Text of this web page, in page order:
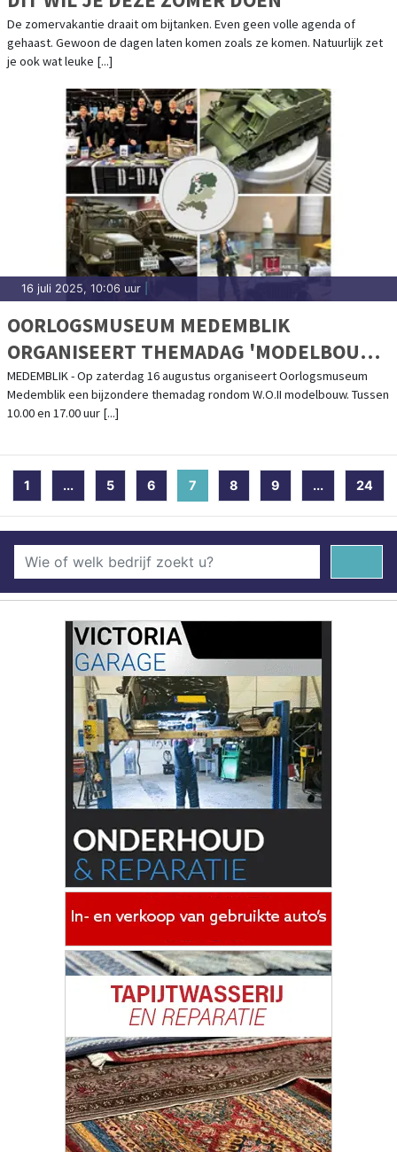
De zomervakantie draait om bijtanken. Even geen volle agenda of
gehaast. Gewoon de dagen laten komen zoals ze komen. Natuurlijk zet
je ook wat leuke [...]
16 juli 2025, 10:06 uur
OORLOGSMUSEUM MEDEMBLIK
ORGANISEERT THEMADAG 'MODELBOUW'
- 16 AUGUSTUS 2025
MEDEMBLIK - Op zaterdag 16 augustus organiseert Oorlogsmuseum
Medemblik een bijzondere themadag rondom W.O.II modelbouw. Tussen
10.00 en 17.00 uur [...]
1 ... 5 6 7 (current)
8 9 ... 24